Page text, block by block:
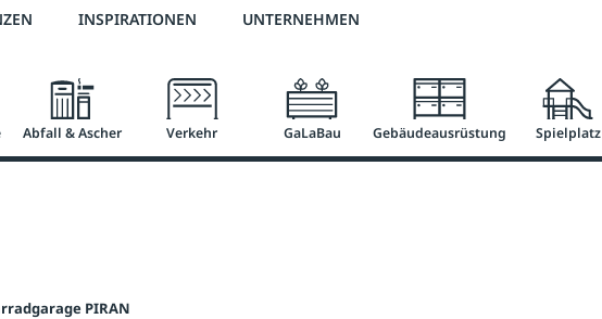
2 % Vorkassen-Skonto versandkostenfrei ab 50 €
INSPIRATIONEN UNTERNEHMEN
Abfall & Ascher Verkehr GaLaBau Gebäudeausrüstung Spielplatz
PIRAN